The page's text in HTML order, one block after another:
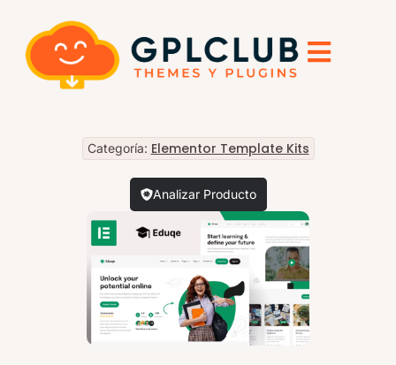
Categoría: Elementor Template Kits
Analizar Producto